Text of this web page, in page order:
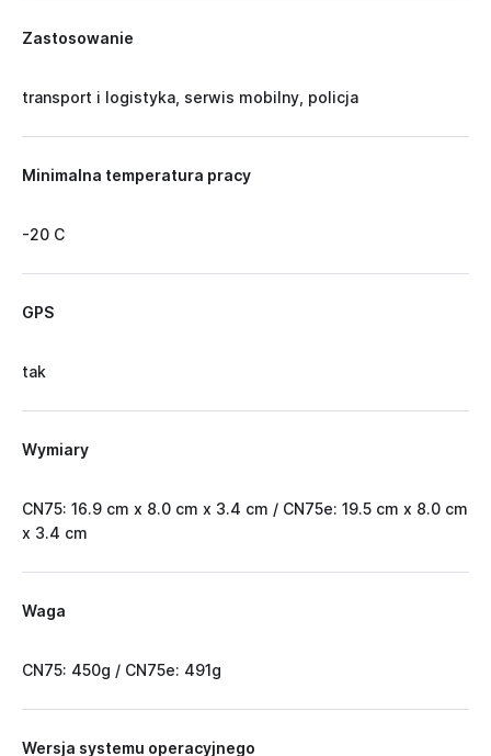
Zastosowanie
transport i logistyka, serwis mobilny, policja
Minimalna temperatura pracy
-20 C
GPS
tak
Wymiary
CN75: 16.9 cm x 8.0 cm x 3.4 cm / CN75e: 19.5 cm x 8.0 cm
x 3.4 cm
Waga
CN75: 450g / CN75e: 491g
Wersja systemu operacyjnego